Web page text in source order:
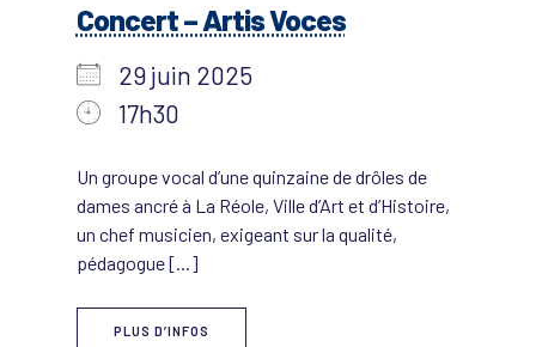
Concert – Artis Voces
29 juin 2025
17h30
Un groupe vocal d’une quinzaine de drôles de
dames ancré à La Réole, Ville d’Art et d’Histoire,
un chef musicien, exigeant sur la qualité,
pédagogue [...]
PLUS D’INFOS